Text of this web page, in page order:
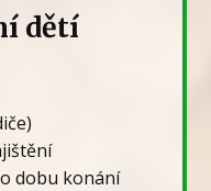
dětí
dobu konání